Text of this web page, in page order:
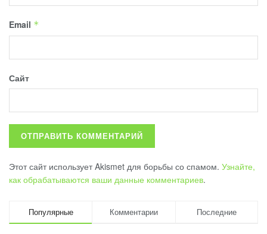
Email *
Сайт
Этот сайт использует Akismet для борьбы со спамом. Узнайте,
как обрабатываются ваши данные комментариев.
Популярные Комментарии Последние